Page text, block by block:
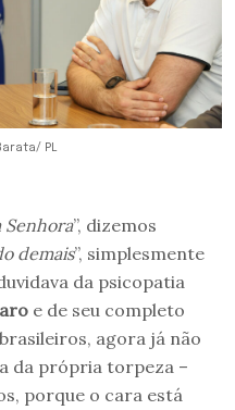
PL
Senhora”, dizemos
demais”, simplesmente
da psicopatia
e de seu completo
agora já não
da própria torpeza –
porque o cara está